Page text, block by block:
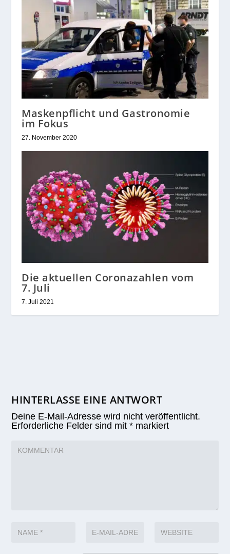
Maskenpflicht und Gastronomie
im Fokus
27. November 2020
Die aktuellen Coronazahlen vom
7. Juli
7. Juli 2021
HINTERLASSE EINE ANTWORT
Deine E-Mail-Adresse wird nicht veröffentlicht.
Erforderliche Felder sind mit* markiert